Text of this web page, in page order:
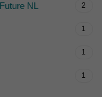
NL 2
1
1
1